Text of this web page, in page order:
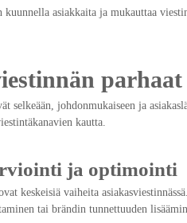
asiakkaita ja mukauttaa
selkeään, johdonmukaiseen ja
kautta.
ja optimointi
keskeisiä vaiheita
tai brändin tunnettuuden